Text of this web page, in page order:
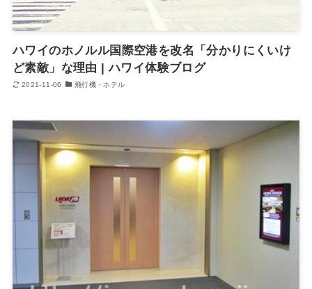
ハワイのホノルル国際空港を改名「分かりにくいけ
ど素敵」な理由 | ハワイ体験ブログ
2021-11-06 飛行機・ホテル